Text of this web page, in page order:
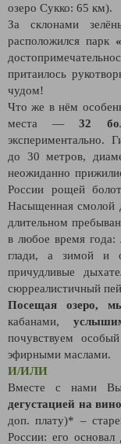
озеро Сукко: 65 км).
За склонами
расположился парк
притаилось
чудом!
Что же в нём
места —32
экспериментально.
до 30 метров,
неожиданно
России рощей
Насыщенная смолой
длительном
в любое время года:
глади, а зимой и
причудливые
сюрреалистичный
Посещая озеро,
кабанами,
почувствуем
эфирными маслами.
И/ИЛИ
Вместе с нами Вы
дегустацией на
доп. плату)* –
России: его